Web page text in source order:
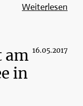
Weiterlesen
16.05.2017
am
in